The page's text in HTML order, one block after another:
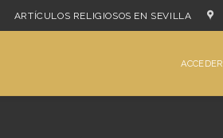
ARTÍCULOS RELIGIOSOS EN SEVILLA
ACCEDER